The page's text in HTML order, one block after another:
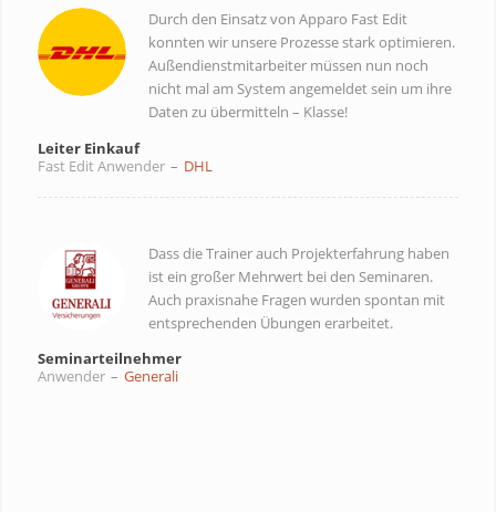
Durch den Einsatz von Apparo Fast Edit
konnten wir unsere Prozesse stark optimieren.
Außendienstmitarbeiter müssen nun noch
nicht mal am System angemeldet sein um ihre
Daten zu übermitteln – Klasse!
Leiter Einkauf
Fast Edit Anwender – DHL
Dass die Trainer auch Projekterfahrung haben
ist ein großer Mehrwert bei den Seminaren.
Auch praxisnahe Fragen wurden spontan mit
entsprechenden Übungen erarbeitet.
Seminarteilnehmer
Anwender – Generali